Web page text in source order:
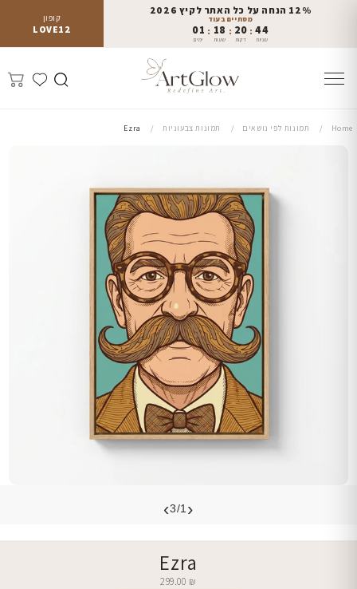
קופון
LOVE12
12% הנחה על כל האתר לקיץ 2026
מסתיים בעוד
01
ימים
: 18
שעות
: 20
דקות
: 42
שניות
Home תמונות לפי נושאים תמונות צבעוניות Ezra
‹
3/1
›
Ezra
299.00 ₪